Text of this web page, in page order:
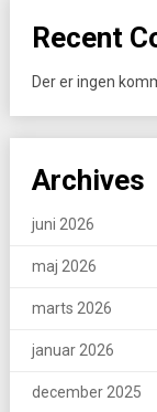
Recent
Der er ingen
Archives
juni 2026
maj 2026
marts 2026
januar 2026
december 2025